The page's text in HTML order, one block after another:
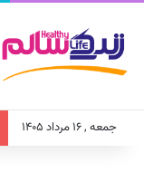
جمعه , ۱۶ مرداد ۱۴۰۵